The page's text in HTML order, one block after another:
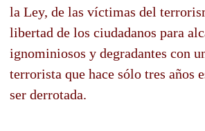
la Ley, de las víctimas del
libertad de los ciudadanos para
ignominiosos y degradantes con
terrorista que hace sólo tres años
ser derrotada.